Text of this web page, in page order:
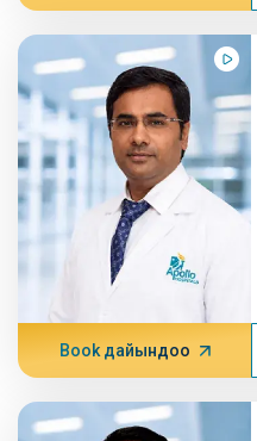
Book дайындоо